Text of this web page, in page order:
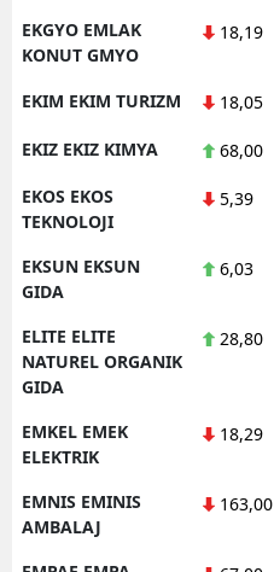
EKGYO EMLAK
KONUT GMYO
18,19
EKIM EKIM TURIZM 18,05
EKIZ EKIZ KIMYA 68,00
EKOS EKOS
TEKNOLOJI
5,39
EKSUN EKSUN
GIDA
6,03
ELITE ELITE
NATUREL ORGANIK
GIDA
28,80
EMKEL EMEK
ELEKTRIK
18,29
EMNIS EMINIS
AMBALAJ
163,00